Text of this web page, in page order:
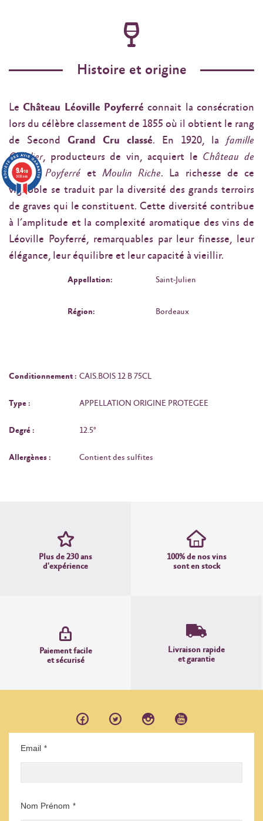
Histoire et origine
LeChâteau Léoville Poyferré connait la consécration
lors du célèbre classement de 1855 où il obtient le rang
de Second Grand Cru classé. En 1920, la famille
Cuvelier, producteurs de vin, acquiert le Château de
Léoville Poyferré et Moulin Riche. La richesse de ce
vignoble se traduit par la diversité des grands terroirs
de graves qui le constituent. Cette diversité contribue
à l’amplitude et la complexité aromatique des vins de
Léoville Poyferré, remarquables par leur finesse, leur
élégance, leur équilibre et leur capacité à vieillir.
Appellation: Saint-Julien
Région: Bordeaux
Conditionnement : CAIS.BOIS 12 B 75CL
Type : APPELLATION ORIGINE PROTEGEE
Degré : 12.5°
Allergènes : Contient des sulfites
Plus de 230 ans
d'expérience
100% de nos vins
sont en stock
Paiement facile
et sécurisé
Livraison rapide
et garantie
Email *
Nom Prénom *
9.4/10
3638 avis